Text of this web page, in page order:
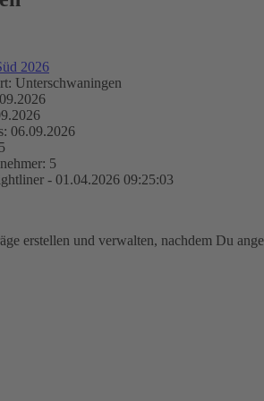
2026
Unterschwaningen
06.09.2026
5
- 01.04.2026 09:25:03
erstellen und verwalten, nachdem Du